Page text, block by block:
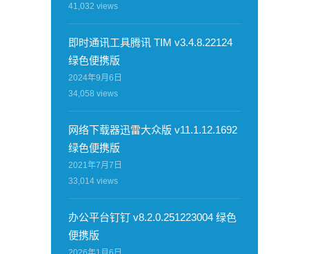
41,032 views
即时通讯工具腾讯 TIM v3.4.8.22124
绿色便携版
2024年9月6日
34,058 views
网络下载器迅雷大众版 v11.1.12.1692
绿色便携版
2021年7月7日
33,014 views
办公平台钉钉 v8.2.0.251223004 绿色
便携版